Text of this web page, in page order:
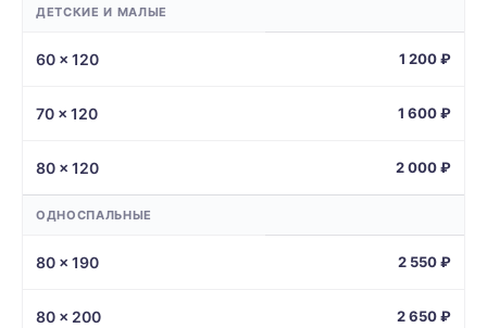
ДЕТСКИЕ И МАЛЫЕ
60 × 120 1 200 ₽
70 × 120 1 600 ₽
80 × 120 2 000 ₽
ОДНОСПАЛЬНЫЕ
80 × 190 2 550 ₽
80 × 200 2 650 ₽